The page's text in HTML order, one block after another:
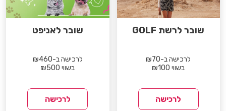
שובר לרשת GOLF
לרכישה ב-₪70
בשווי ₪100
לרכישה
שובר לאניפט
לרכישה ב-₪460
בשווי ₪500
לרכישה